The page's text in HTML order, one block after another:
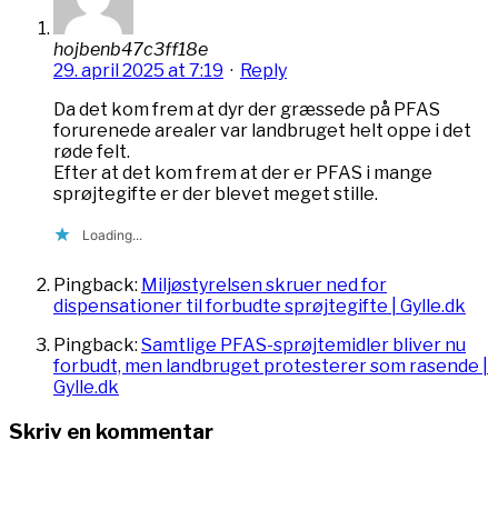
hojbenb47c3ff18e
29. april 2025 at 7:19 · Reply
Da det kom frem at dyr der græssede på PFAS
forurenede arealer var landbruget helt oppe i det
røde felt.
Efter at det kom frem at der er PFAS i mange
sprøjtegifte er der blevet meget stille.
Loading...
Pingback: Miljøstyrelsen skruer ned for
dispensationer til forbudte sprøjtegifte | Gylle.dk
Pingback: Samtlige PFAS-sprøjtemidler bliver nu
forbudt, men landbruget protesterer som rasende |
Gylle.dk
Skriv en kommentar